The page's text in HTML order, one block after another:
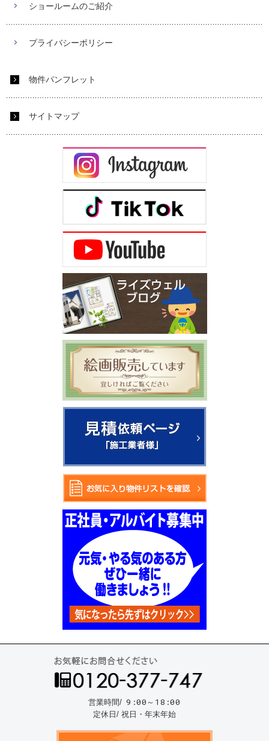
ショールームのご紹介
プライバシーポリシー
物件パンフレット
サイトマップ
営業時間/ 9:00～18:00
定休日/ 祝日・年末年始